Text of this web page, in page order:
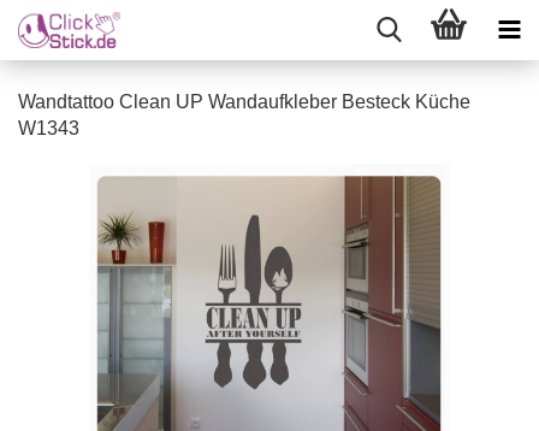
Wandtattoo Clean UP Wandaufkleber Besteck Küche
W1343